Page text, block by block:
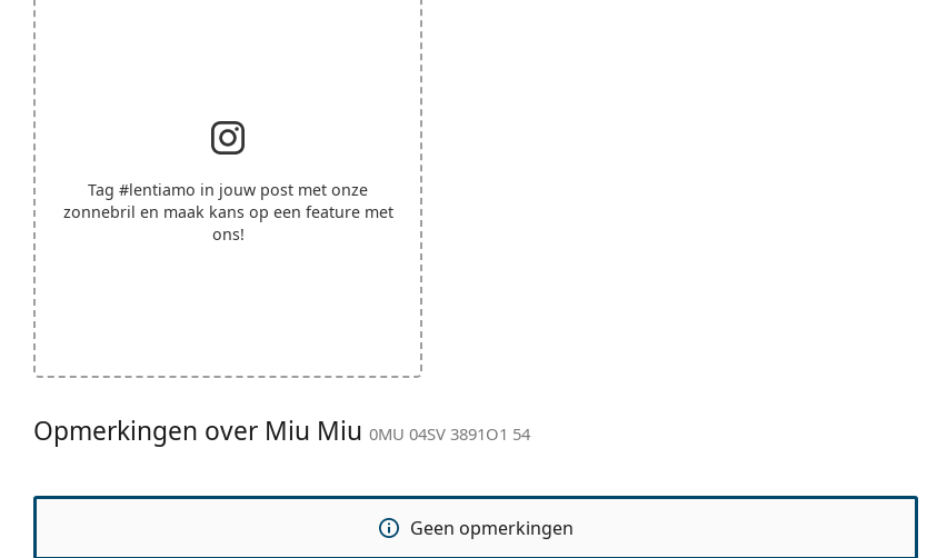
Tag #lentiamo in jouw post met onze
zonnebril en maak kans op een feature met
ons!
Opmerkingen over Miu Miu 0MU 04SV 3891O1 54
Geen opmerkingen